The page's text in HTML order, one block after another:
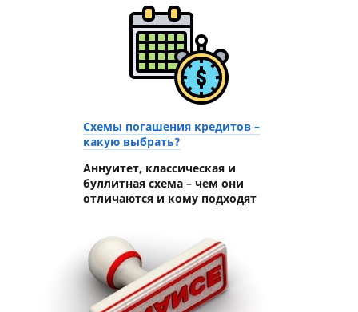
Схемы погашения кредитов –
какую выбрать?
Аннуитет, классическая и
буллитная схема – чем они
отличаются и кому подходят